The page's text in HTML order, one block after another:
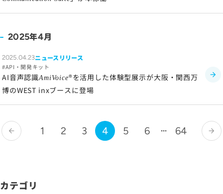
2025年4月
2025.04.23ニュースリリース
API・開発キット
AI音声認識AmiVoice®を活用した体験型展示が大阪・関西万
博のWEST inxブースに登場
arrow_back 1 2 3 4 5 6 64 arrow_forward
カテゴリ